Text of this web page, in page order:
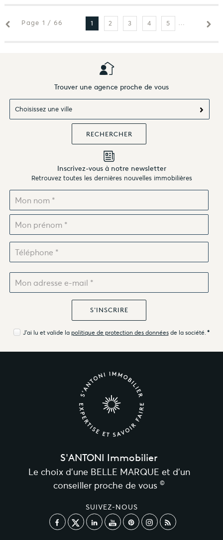
Page 1 / 66 1 2 3 4 5 7
Trouver une agence proche de vous
Choisissez une ville
Inscrivez-vous à notre newsletter
Retrouvez toutes les dernières nouvelles immobilières
J'ai lu et valide la politique de protection des donnéesde la société. *
S'ANTONI Immobilier
Le choix d’une BELLE MARQUE et d’un
conseiller proche de vous ©
SUIVEZ-NOUS